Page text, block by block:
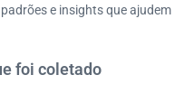
e insights que ajudem
foi coletado